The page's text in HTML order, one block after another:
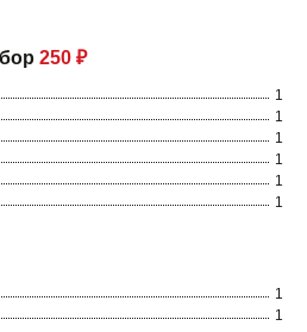
250 ₽
1
1
1
1
1
1
1
1